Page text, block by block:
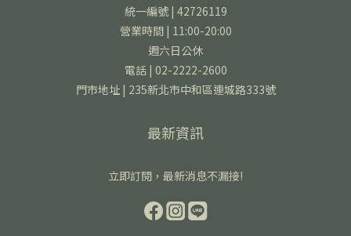
統一編號 | 42726119
營業時間 | 11:00-20:00
週六日公休
電話 | 02-2222-2600
門市地址 | 235新北市中和區連城路333號
最新資訊
立即訂閱，最新消息不漏接!